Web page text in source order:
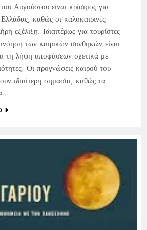
Αυγούστου είναι κρίσιμος για
καθώς οι καλοκαιρινές
εξέλιξη. Ιδιαιτέρως για τουρίστες
των καιρικών συνθηκών είναι
τη λήψη αποφάσεων σχετικά με
Οι προγνώσεις καιρού του
ιδιαίτερη σημασία, καθώς τα